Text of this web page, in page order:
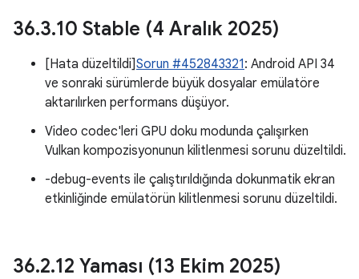
36.3.10 Stable (4 Aralık 2025)
[Hata düzeltildi]Sorun #452843321: Android API 34
ve sonraki sürümlerde büyük dosyalar emülatöre
aktarılırken performans düşüyor.
Video codec'leri GPU doku modunda çalışırken
Vulkan kompozisyonunun kilitlenmesi sorunu düzeltildi.
-debug-events ile çalıştırıldığında dokunmatik ekran
etkinliğinde emülatörün kilitlenmesi sorunu düzeltildi.
36.2.12 Yaması (13 Ekim 2025)